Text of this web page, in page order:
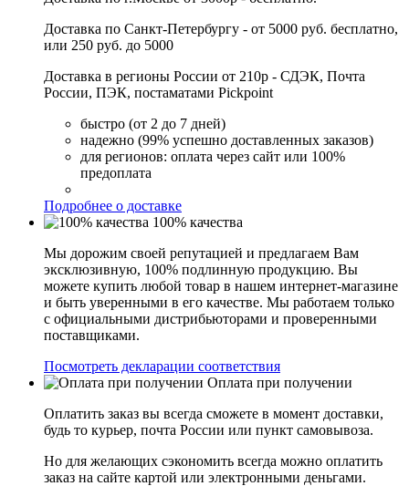
Доставка по Санкт-Петербургу - от 5000 руб. бесплатно,
или 250 руб. до 5000
Доставка в регионы России от 210р - СДЭК, Почта
России, ПЭК, постаматами Pickpoint
быстро (от 2 до 7 дней)
надежно (99% успешно доставленных заказов)
для регионов: оплата через сайт или 100%
предоплата
Подробнее о доставке
100% качества
Мы дорожим своей репутацией и предлагаем Вам
эксклюзивную, 100% подлинную продукцию. Вы
можете купить любой товар в нашем интернет-магазине
и быть уверенными в его качестве. Мы работаем только
с официальными дистрибьюторами и проверенными
поставщиками.
Посмотреть декларации соответствия
Оплата при получении
Оплатить заказ вы всегда сможете в момент доставки,
будь то курьер, почта России или пункт самовывоза.
Но для желающих сэкономить всегда можно оплатить
заказ на сайте картой или электронными деньгами.